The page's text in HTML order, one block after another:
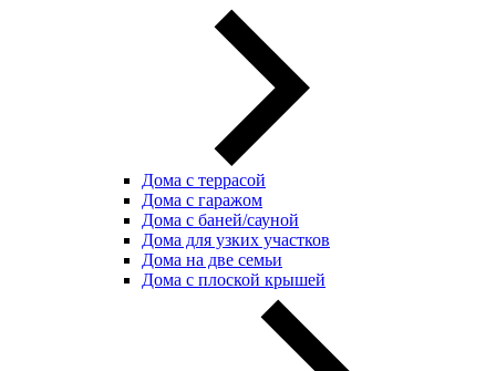
Дома с террасой
Дома с гаражом
Дома с баней/сауной
Дома для узких участков
Дома на две семьи
Дома с плоской крышей